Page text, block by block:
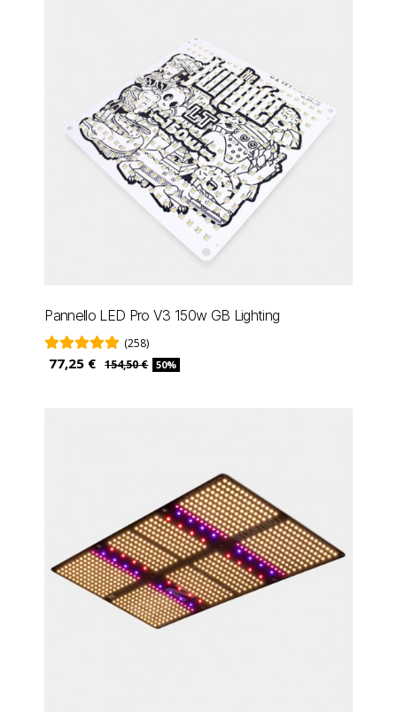
Pannello LED Pro V3 150w GB Lighting
(258)
77,25 € 154,50 € 50%